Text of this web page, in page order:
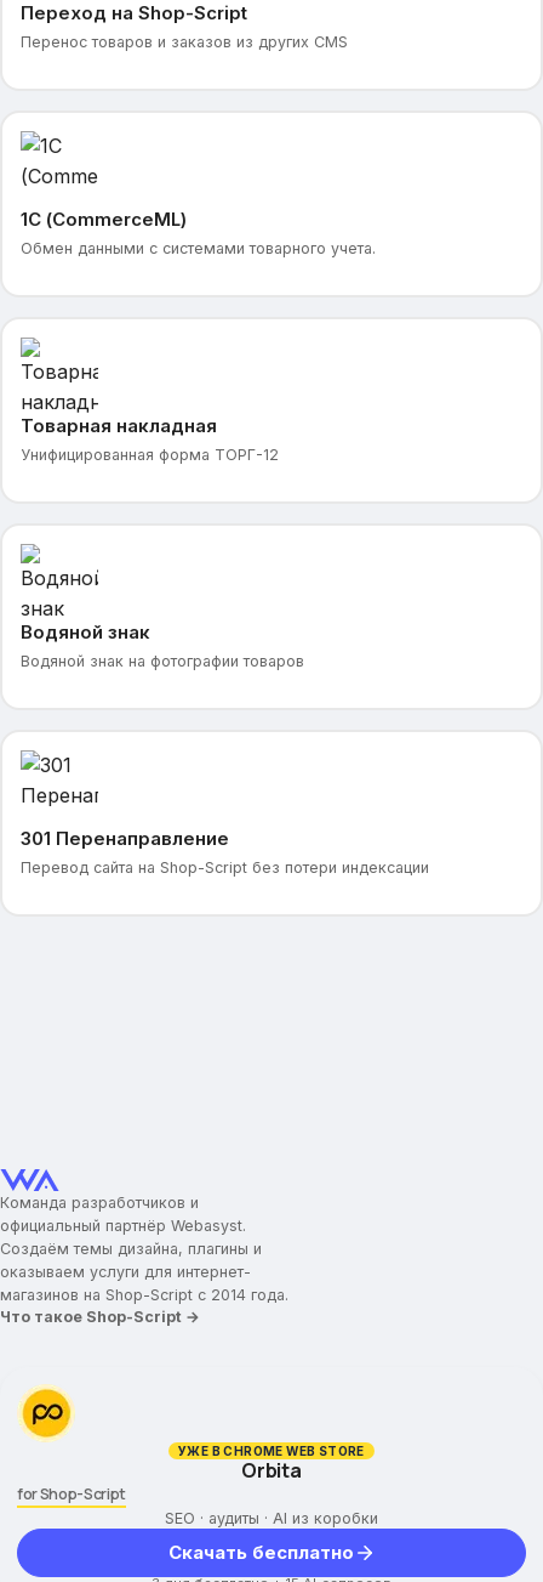
Переход на Shop-Script
Перенос товаров и заказов из других CMS
1С (CommerceML)
Обмен данными с системами товарного учета.
Товарная накладная
Унифицированная форма ТОРГ-12
Водяной знак
Водяной знак на фотографии товаров
301 Перенаправление
Перевод сайта на Shop-Script без потери индексации
Команда разработчиков и
официальный партнёр Webasyst.
Создаём темы дизайна, плагины и
оказываем услуги для интернет-
магазинов на Shop-Script с 2014 года.
Что такое Shop-Script →
УЖЕ В CHROME WEB STORE
Orbita
for Shop-Script
SEO · аудиты · AI из коробки
Скачать бесплатно